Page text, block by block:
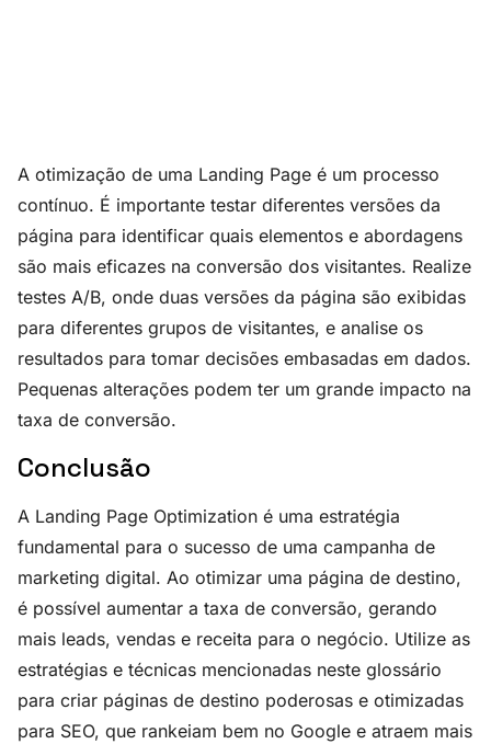
A otimização de uma Landing Page é um processo
contínuo. É importante testar diferentes versões da
página para identificar quais elementos e abordagens
são mais eficazes na conversão dos visitantes. Realize
testes A/B, onde duas versões da página são exibidas
para diferentes grupos de visitantes, e analise os
resultados para tomar decisões embasadas em dados.
Pequenas alterações podem ter um grande impacto na
taxa de conversão.
Conclusão
A Landing Page Optimization é uma estratégia
fundamental para o sucesso de uma campanha de
marketing digital. Ao otimizar uma página de destino,
é possível aumentar a taxa de conversão, gerando
mais leads, vendas e receita para o negócio. Utilize as
estratégias e técnicas mencionadas neste glossário
para criar páginas de destino poderosas e otimizadas
para SEO, que rankeiam bem no Google e atraem mais